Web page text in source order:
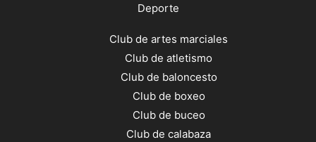
Deporte
Club de artes marciales
Club de atletismo
Club de baloncesto
Club de boxeo
Club de buceo
Club de calabaza